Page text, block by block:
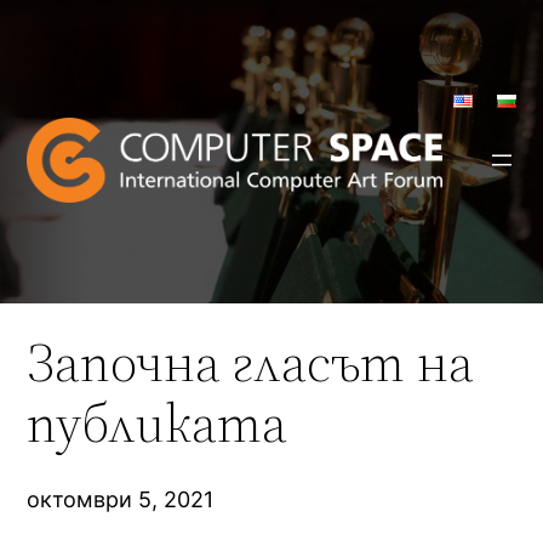
Започна гласът на
публиката
октомври 5, 2021